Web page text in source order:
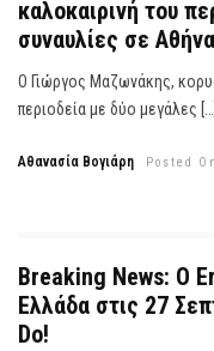
καλοκαιρινή του
συναυλίες σε
Ο Γιώργος Μαζωνάκης,
περιοδεία με δύο μεγάλες […]
Αθανασία Βογιάρη Posted
Breaking News: Ο
Ελλάδα στις 27
Do!